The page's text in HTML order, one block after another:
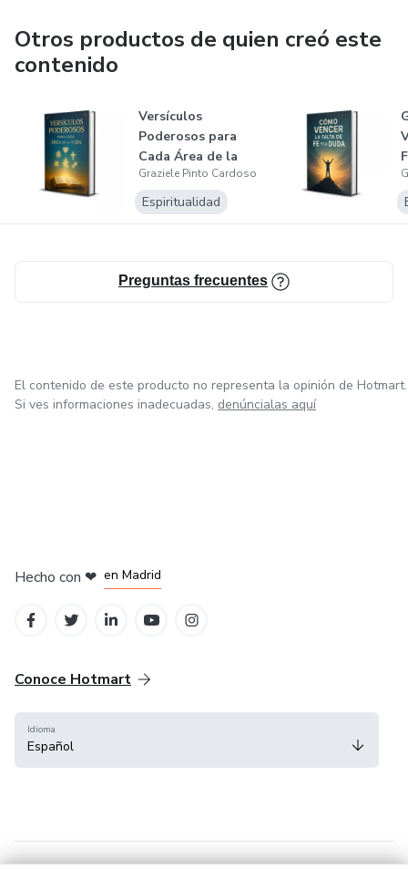
✔️ Produtos digitais pensados para resultados reais
✔️ Estratégias simples que qualquer pessoa pode aplicar
✔️ Conteúdos que fortalecem sua mentalidade e
autoestima
Otros productos de quien creó este
contenido
Versículos
Poderosos para
Cada Área de la
Vida
Graziele Pinto Cardoso
Espiritualidad
Preguntas frecuentes
El contenido de este producto no representa la opinión de Hotmart.
Si ves informaciones inadecuadas, denúncialas aquí
Hecho con ❤ en Madrid
Conoce Hotmart
Idioma
Español